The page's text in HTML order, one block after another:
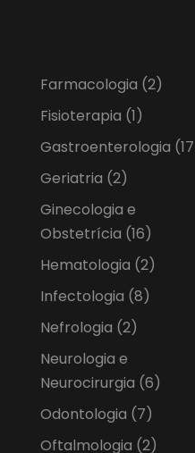
Farmacologia (2)
Fisioterapia (1)
Gastroenterologia
Geriatria (2)
Ginecologia e
Obstetrícia (16)
Hematologia (2)
Infectologia (8)
Nefrologia (2)
Neurologia e
Neurocirurgia (6)
Odontologia (7)
Oftalmologia (2)